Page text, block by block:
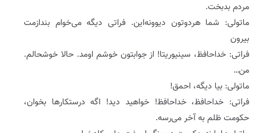
مردم بدبخت.
ماتولی: شما هردوتون دیوونه‌این. فراتی دیگه می‌خوام بندازمت
بیرون
فراتی: خداحافظ، سینیوریتا! از جوابتون خوشم اومد. حالا خوشحالم.
من…
ماتولی: بیا دیگه، احمق!
فراتی: خداحافظ، خداحافظ! خواهید دید! اگه درستکارها بخوان،
حکومت ظلم به آخر می‌رسه.